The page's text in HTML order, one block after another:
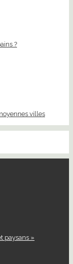
?
villes
paysans »